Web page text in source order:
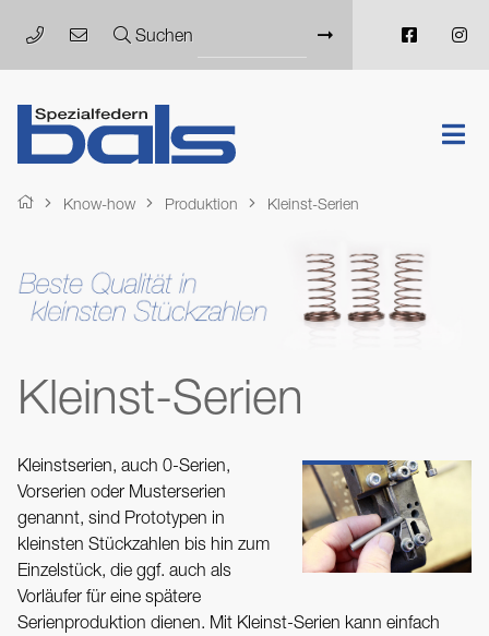
Suchen
Know-how Produktion Kleinst-Serien
Kleinst-Serien
Kleinstserien, auch 0-Serien,
Vorserien oder Musterserien
genannt, sind Prototypen in
kleinsten Stückzahlen bis hin zum
Einzelstück, die ggf. auch als
Vorläufer für eine spätere
Serienproduktion dienen. Mit Kleinst-Serien kann einfach